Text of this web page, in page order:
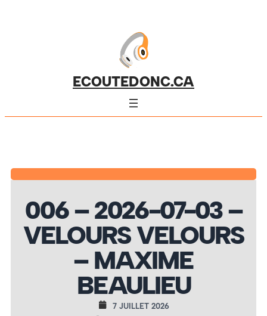
ECOUTEDONC.CA
006 – 2026-07-03 –
VELOURS VELOURS
– MAXIME
BEAULIEU
7 JUILLET 2026